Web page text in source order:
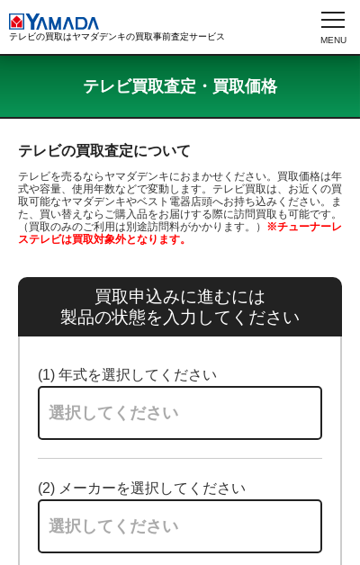
テレビの買取はヤマダデンキの買取事前査定サービス
テレビ買取査定・買取価格
テレビの買取査定について
テレビを売るならヤマダデンキにおまかせください。買取価格は年
式や容量、使用年数などで変動します。テレビ買取は、お近くの買
取可能なヤマダデンキやベスト電器店頭へお持ち込みください。ま
た、買い替えならご購入品をお届けする際に訪問買取も可能です。
（買取のみのご利用は別途訪問料がかかります。） ※チューナーレ
ステレビは買取対象外となります。
買取申込みに進むには
製品の状態を入力してください
(1) 年式を選択してください
(2) メーカーを選択してください